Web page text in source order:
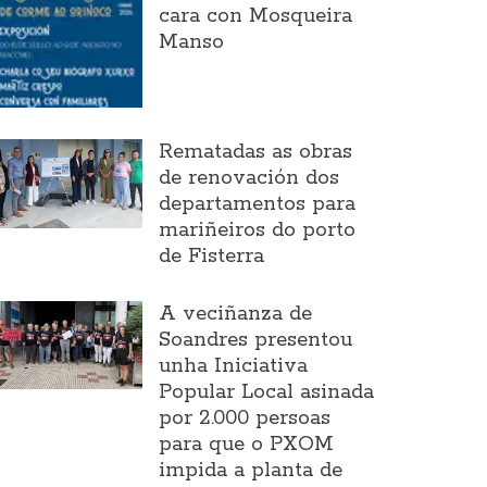
cara con Mosqueira
Manso
Rematadas as obras
de renovación dos
departamentos para
mariñeiros do porto
de Fisterra
A veciñanza de
Soandres presentou
unha Iniciativa
Popular Local asinada
por 2.000 persoas
para que o PXOM
impida a planta de